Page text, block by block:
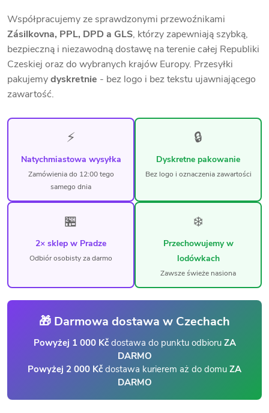
Współpracujemy ze sprawdzonymi przewoźnikami
Zásilkovna, PPL, DPD a GLS, którzy zapewniają szybką,
bezpieczną i niezawodną dostawę na terenie całej Republiki
Czeskiej oraz do wybranych krajów Europy. Przesyłki
pakujemydyskretnie - bez logo i bez tekstu ujawniającego
zawartość.
⚡
Natychmiastowa wysyłka
Zamówienia do 12:00 tego
samego dnia
🔒
Dyskretne pakowanie
Bez logo i oznaczenia zawartości
🏪
2× sklep w Pradze
Odbiór osobisty za darmo
❄️
Przechowujemy w
lodówkach
Zawsze świeże nasiona
🎁 Darmowa dostawa w Czechach
Powyżej 1 000 Kčdostawa do punktu odbioru ZA
DARMO
Powyżej 2 000 Kč dostawa kurierem aż do domu ZA
DARMO